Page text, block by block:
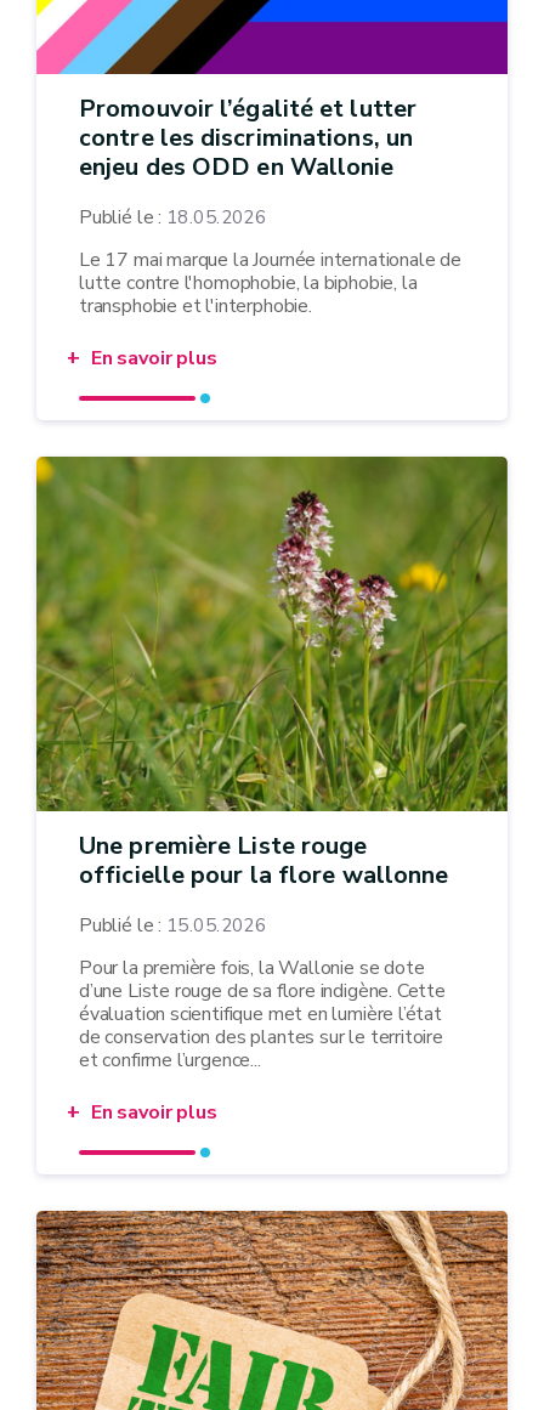
Promouvoir l’égalité et lutter
contre les discriminations, un
enjeu des ODD en Wallonie
Publié le : 18.05.2026
Le 17 mai marque la Journée internationale de
lutte contre l'homophobie, la biphobie, la
transphobie et l'interphobie.
En savoir plus
Une première Liste rouge
officielle pour la flore wallonne
Publié le : 15.05.2026
Pour la première fois, la Wallonie se dote
d’une Liste rouge de sa flore indigène. Cette
évaluation scientifique met en lumière l’état
de conservation des plantes sur le territoire
et confirme l’urgence...
En savoir plus